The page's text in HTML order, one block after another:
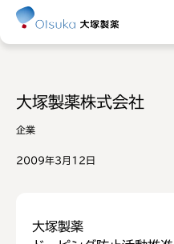
大塚製薬株式会社
企業
2009年3月12日
大塚製薬